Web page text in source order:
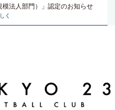
模法人部門）」認定のお知らせ
く